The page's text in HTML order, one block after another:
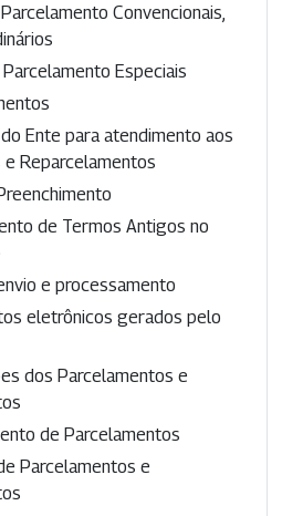
Convencionais,
Especiais
Ente para atendimento aos
Reparcelamentos
de Termos Antigos no
e processamento
eletrônicos gerados pelo
dos Parcelamentos e
de Parcelamentos
Parcelamentos e